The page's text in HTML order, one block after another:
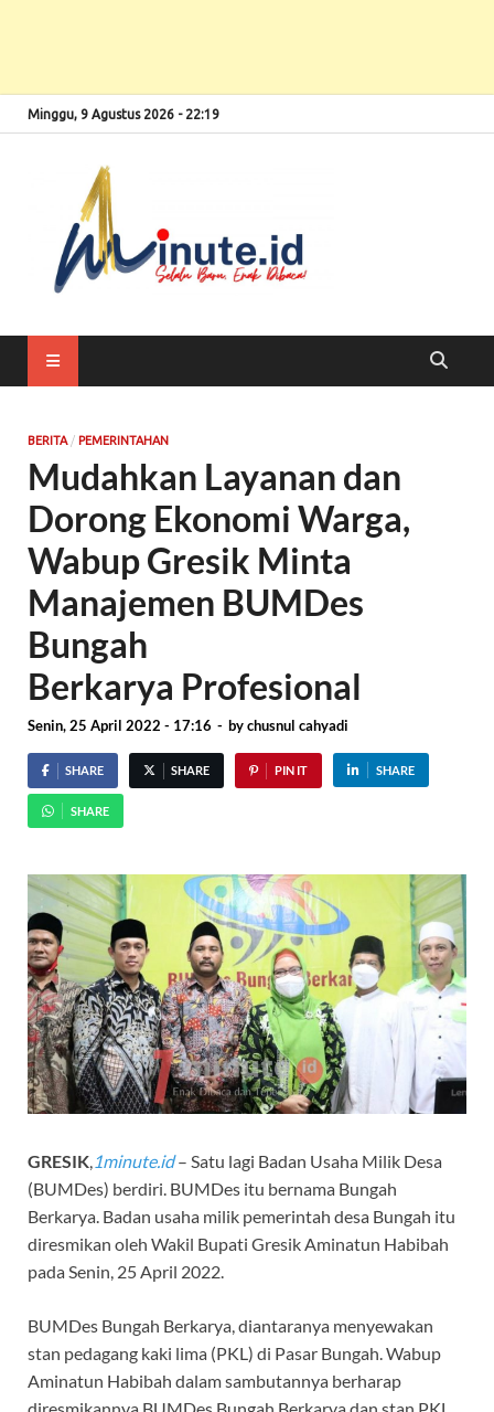
Minggu, 9 Agustus 2026 - 22:19
BERITA/ PEMERINTAHAN
Mudahkan Layanan dan
Dorong Ekonomi Warga,
Wabup Gresik Minta
Manajemen BUMDes
Bungah
Berkarya Profesional
Senin, 25 April 2022 - 17:16 - bychusnul cahyadi
SHARE SHARE PIN IT SHARE
SHARE
GRESIK 1minute.id– Satu lagi Badan Usaha Milik Desa
(BUMDes) berdiri. BUMDes itu bernama Bungah
Berkarya. Badan usaha milik pemerintah desa Bungah itu
diresmikan oleh Wakil Bupati Gresik Aminatun Habibah
pada Senin, 25 April 2022.
BUMDes Bungah Berkarya, diantaranya menyewakan
stan pedagang kaki lima (PKL) di Pasar Bungah. Wabup
Aminatun Habibah dalam sambutannya berharap
diresmikannya BUMDes Bungah Berkarya dan stan PKL